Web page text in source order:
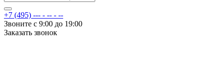
+7 (495) --- - -- - --
Звоните с 9:00 до 19:00
Заказать звонок